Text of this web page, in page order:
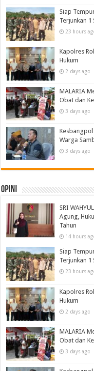
Siap
Terjunkan 1
23 hours
Kapolres
Hukum
2 days ago
MALARIA
Obat dan
3 days ago
Warga
3 days ago
Opini
SRI
Agung,
Tahun
14 hours
Siap
Terjunkan 1
23 hours
Kapolres
Hukum
2 days ago
MALARIA
Obat dan
3 days ago